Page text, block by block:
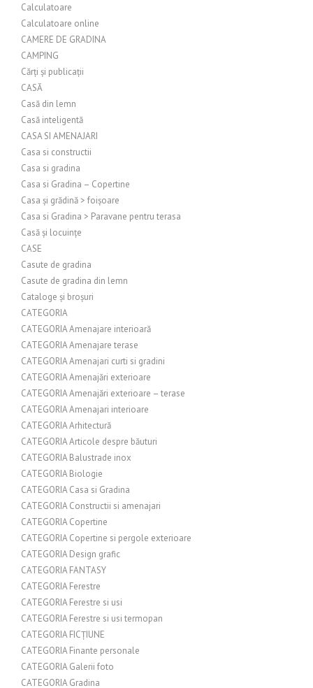
Calculatoare
Calculatoare online
CAMERE DE GRADINA
CAMPING
Cărți și publicații
CASĂ
Casă din lemn
Casă inteligentă
CASA SI AMENAJARI
Casa si constructii
Casa si gradina
Casa si Gradina – Copertine
Casa și grădină > foișoare
Casa si Gradina > Paravane pentru terasa
Casă și locuințe
CASE
Casute de gradina
Casute de gradina din lemn
Cataloge și broșuri
CATEGORIA
CATEGORIA Amenajare interioară
CATEGORIA Amenajare terase
CATEGORIA Amenajari curti si gradini
CATEGORIA Amenajări exterioare
CATEGORIA Amenajări exterioare – terase
CATEGORIA Amenajari interioare
CATEGORIA Arhitectură
CATEGORIA Articole despre băuturi
CATEGORIA Balustrade inox
CATEGORIA Biologie
CATEGORIA Casa si Gradina
CATEGORIA Constructii si amenajari
CATEGORIA Copertine
CATEGORIA Copertine si pergole exterioare
CATEGORIA Design grafic
CATEGORIA FANTASY
CATEGORIA Ferestre
CATEGORIA Ferestre si usi
CATEGORIA Ferestre si usi termopan
CATEGORIA FICȚIUNE
CATEGORIA Finante personale
CATEGORIA Galerii foto
CATEGORIA Gradina